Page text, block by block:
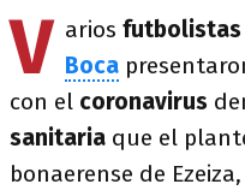
V arios futbolistas
Boca
con el coronavirus
sanitaria que el
bonaerense de